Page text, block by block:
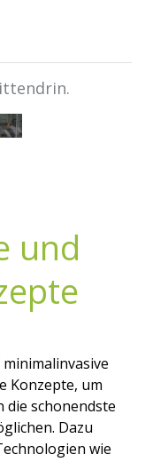
und
Konzepte, um
schonendste
Dazu
wie